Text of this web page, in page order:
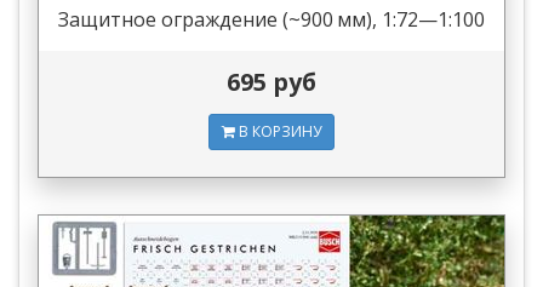
Защитное ограждение (~900 мм), 1:72—1:100
695 руб
В КОРЗИНУ